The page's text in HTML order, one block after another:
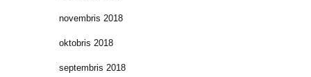
novembris 2018
oktobris 2018
septembris 2018